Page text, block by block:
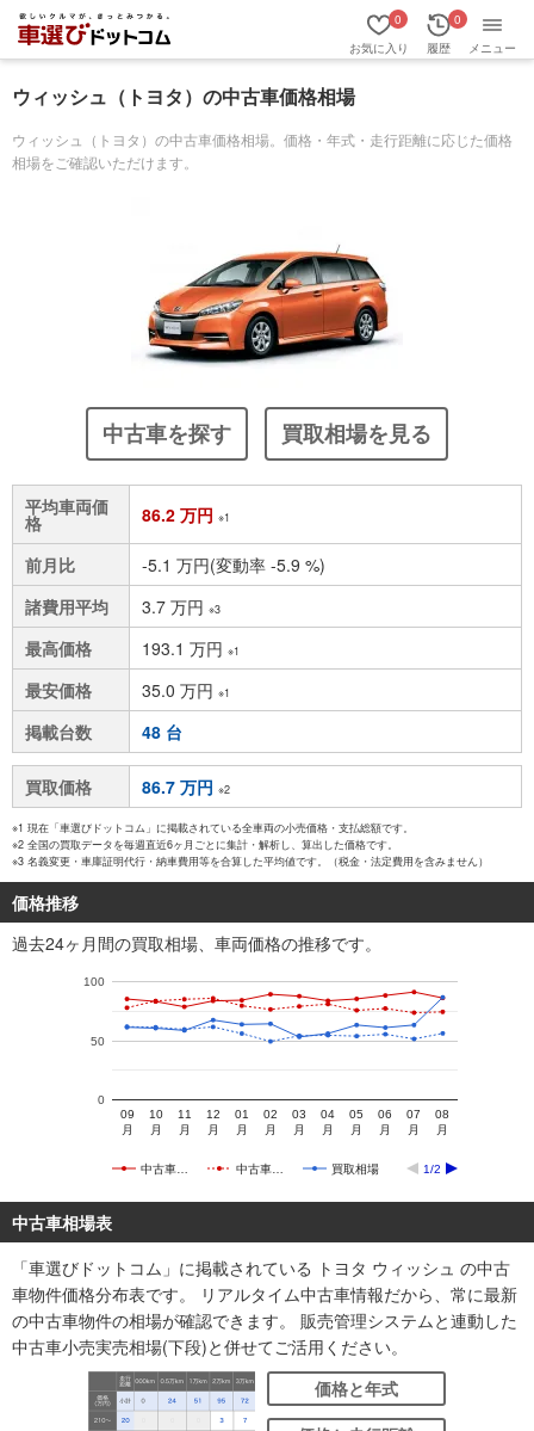
お気に入り
0
履歴
0
メニュー
ウィッシュ（トヨタ）の中古車価格相場
ウィッシュ（トヨタ）の中古車価格相場。価格・年式・走行距離に応じた価格
相場をご確認いただけます。
中古車を探す 買取相場を見る
平均車両価
格 86.2 万円 ※1
前月比
-5.1 万円(変動率 -5.9 %)
諸費用平均
3.7 万円 ※3
最高価格 193.1 万円 ※1
最安価格 35.0 万円 ※1
掲載台数 48 台
買取価格 86.7 万円 ※2
※1 現在「車選びドットコム」に掲載されている全車両の小売価格・支払総額です。
※2 全国の買取データを毎週直近6ヶ月ごとに集計・解析し、算出した価格です。
※3 名義変更・車庫証明代行・納車費用等を合算した平均値です。（税金・法定費用を含みません）
価格推移
過去24ヶ月間の買取相場、車両価格の推移です。
中古車… 中古車… 買取相場 1/2
09
月
10
月
11
月
12
月
01
月
02
月
03
月
04
月
05
月
06
月
07
月
08
月
0
50
100
中古車相場表
「車選びドットコム」に掲載されている トヨタ ウィッシュ の中古
車物件価格分布表です。 リアルタイム中古車情報だから、常に最新
の中古車物件の相場が確認できます。 販売管理システムと連動した
中古車小売実売相場(下段)と併せてご活用ください。
価格と年式